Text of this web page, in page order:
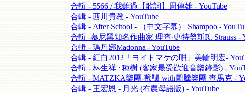
合輯 - 5566 / 我難過【歌詞】周傳雄 - YouTube
合輯 - 西川貴教 - YouTube
合輯 - After School - （中文字幕） Shampoo -
合輯 -慕尼黑知名作曲家 理查·史特勞斯R. Strauss -
合輯 - 瑪丹娜Madonna - YouTube
合輯 - 紅白2012「ヨイトマケの唄」美輪明宏-
合輯 - 林生祥 : 種樹 (客家最受歡迎音樂錄影) -
合輯 - MATZKA樂團-鞦韆 with圖騰樂團 查馬克 -
合輯 - 王宏恩 - 月光 (布農母語版) - YouTube